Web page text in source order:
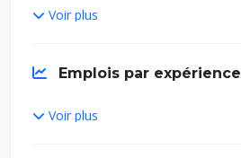
Voir plus
Emplois par expérience
Voir plus